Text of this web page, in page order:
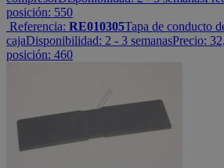
posición: 550
Referencia: RE010305Tapa de conducto
cajaDisponibilidad: 2 - 3 semanasPrecio:
posición: 460